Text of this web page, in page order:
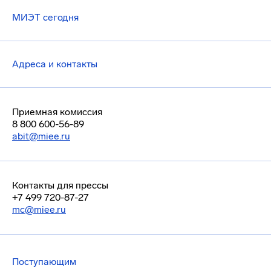
МИЭТ сегодня
Адреса и контакты
Приемная комиссия
8 800 600-56-89
abit@miee.ru
Контакты для прессы
+7 499 720-87-27
mc@miee.ru
Поступающим